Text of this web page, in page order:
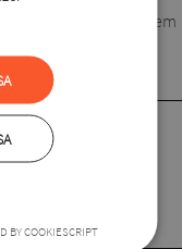
nem gyűrődik, nem
BY COOKIESCRIPT